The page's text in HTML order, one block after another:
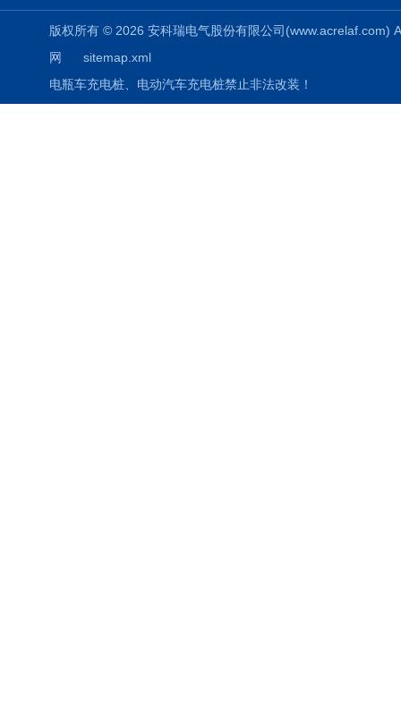
版权所有 © 2026 安科瑞电气股份有限公司
网
sitemap.xml
电瓶车充电桩、电动汽车充电桩禁止非法改装！